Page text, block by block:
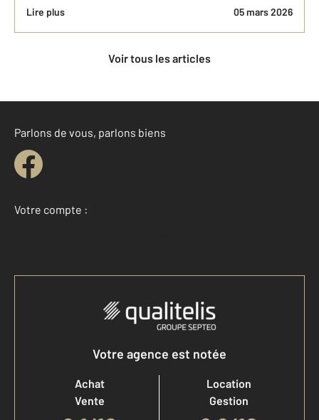
Lire plus 05 mars 2026
Voir tous les articles
Parlons de vous, parlons biens
Votre compte :
Accéder à mon compte
Votre agence est notée
Achat
Vente
Location
Gestion